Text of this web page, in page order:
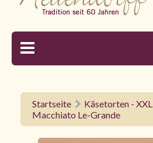
Startseite Käsetorten - XXL
Macchiato Le-Grande